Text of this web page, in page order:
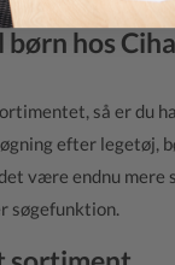
hos Ciha
så er du
efter legetøj,
være endnu mere
søgefunktion.